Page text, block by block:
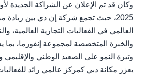
وكان قد تم الإعلان عن الشراكة الجديدة
2025، حيث تجمع شركة إن دي بين ريادة
العالمي في الفعاليات التجارية العالمية،
والخبرة المتخصصة لمجموعة إنفورما،
وتيرة النمو على الصعيد الوطني والإقليمي
يعزز مكانة دبي كمركز عالمي رائد